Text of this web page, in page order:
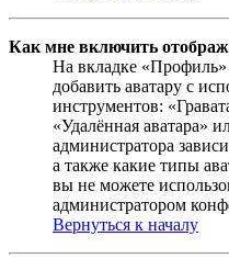
Как мне включить
На вкладке
добавить аватару с
инструментов:
«Удалённая аватара»
администратора
а также какие типы
вы не можете
администратором
Вернуться к началу